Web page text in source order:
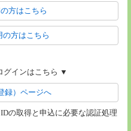
方はこちら
方はこちら
グインはこちら ▼
録）ページへ
の取得と申込に必要な認証処理